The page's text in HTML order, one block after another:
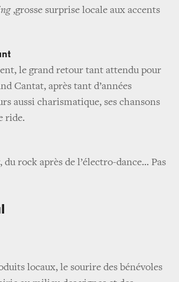
,grosse surprise locale aux accents
le grand retour tant attendu pour
Cantat, après tant d’années
aussi charismatique, ses chansons
ride.
, du rock après de l’électro-dance... Pas
locaux, le sourire des bénévoles